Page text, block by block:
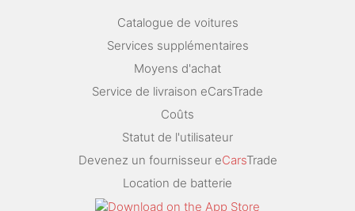
Catalogue de voitures
Services supplémentaires
Moyens d'achat
Service de livraison eCarsTrade
Coûts
Statut de l'utilisateur
Devenez un fournisseur eCarsTrade
Location de batterie